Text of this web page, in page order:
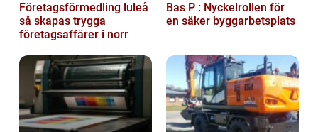
Företagsförmedling luleå
så skapas trygga
företagsaffärer i norr
Bas P : Nyckelrollen för
en säker byggarbetsplats